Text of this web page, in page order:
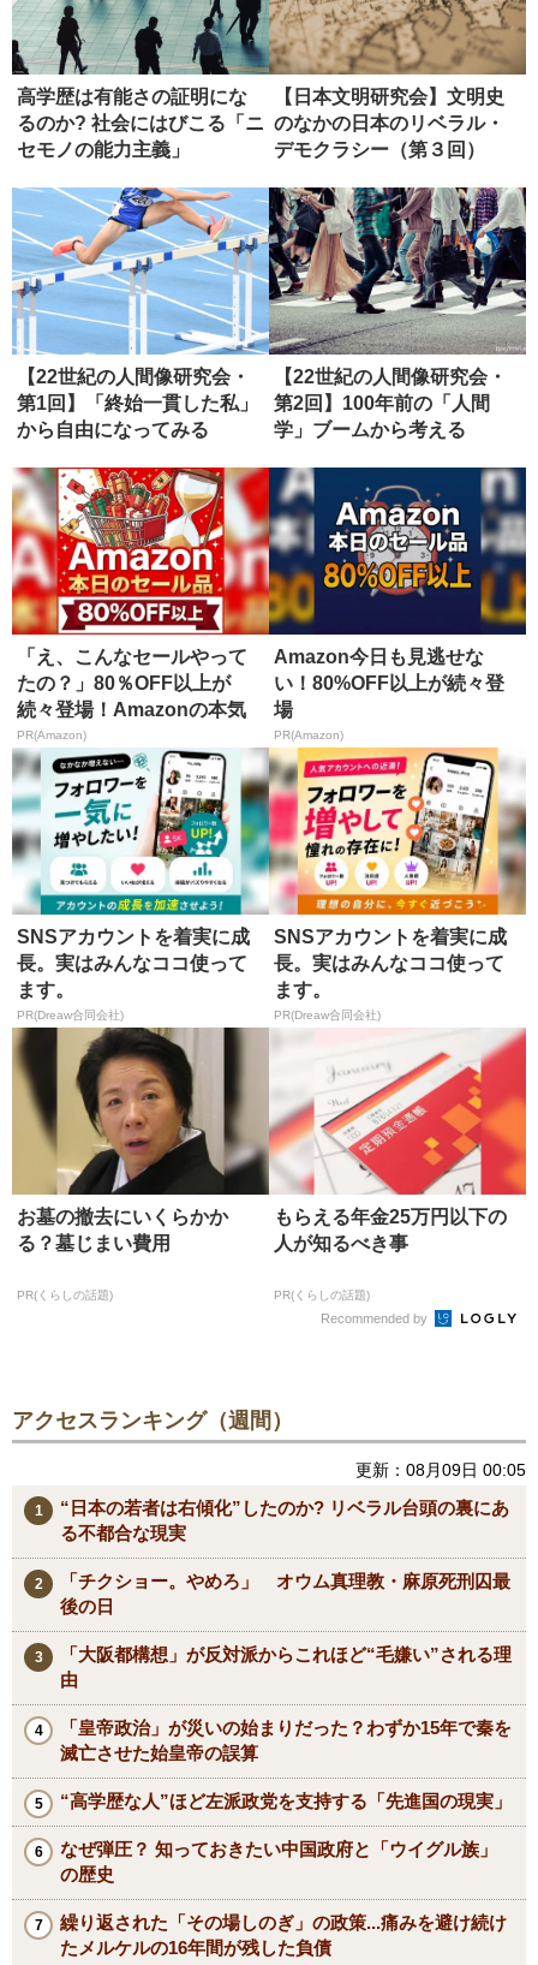
高学歴は有能さの証明にな
るのか? 社会にはびこる「ニ
セモノの能力主義」
【日本文明研究会】文明史
のなかの日本のリベラル・
デモクラシー（第３回）
【22世紀の人間像研究会・
第1回】「終始一貫した私」
から自由になってみる
【22世紀の人間像研究会・
第2回】100年前の「人間
学」ブームから考える
「え、こんなセールやって
たの？」80％OFF以上が
続々登場！Amazonの本気
が...
PR(Amazon)
Amazon今日も見逃せな
い！80%OFF以上が続々登
場
PR(Amazon)
SNSアカウントを着実に成
長。実はみんなココ使って
ます。
PR(Dreaw合同会社)
SNSアカウントを着実に成
長。実はみんなココ使って
ます。
PR(Dreaw合同会社)
お墓の撤去にいくらかか
る？墓じまい費用
PR(くらしの話題)
もらえる年金25万円以下の
人が知るべき事
PR(くらしの話題)
Recommended by
アクセスランキング（週間）
更新：08月09日 00:05
“日本の若者は右傾化”したのか? リベラル台頭の裏にあ
る不都合な現実
「チクショー。やめろ」 オウム真理教・麻原死刑囚最
後の日
「大阪都構想」が反対派からこれほど“毛嫌い”される理
由
「皇帝政治」が災いの始まりだった？わずか15年で秦を
滅亡させた始皇帝の誤算
“高学歴な人”ほど左派政党を支持する「先進国の現実」
なぜ弾圧？ 知っておきたい中国政府と「ウイグル族」
の歴史
繰り返された「その場しのぎ」の政策...痛みを避け続け
たメルケルの16年間が残した負債